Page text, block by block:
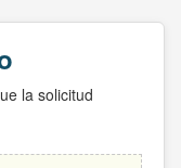
la solicitud